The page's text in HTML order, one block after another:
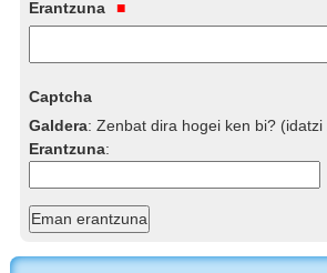
Erantzuna
Captcha
Galdera:Zenbat dira hogei ken bi? (idatzi
Erantzuna: